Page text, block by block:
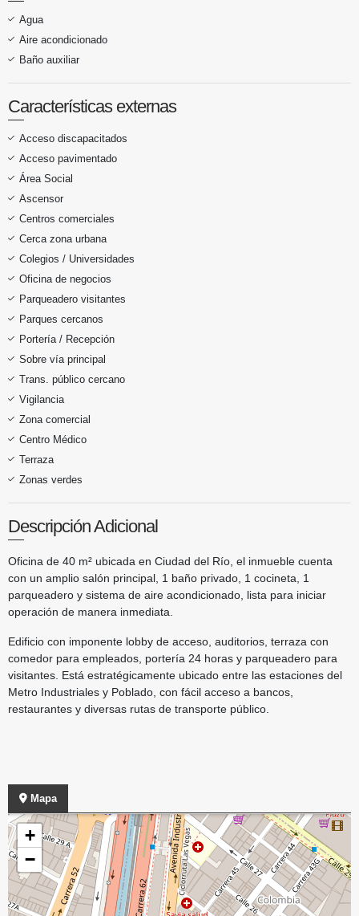
Agua
Aire acondicionado
Baño auxiliar
Características externas
Acceso discapacitados
Acceso pavimentado
Área Social
Ascensor
Centros comerciales
Cerca zona urbana
Colegios / Universidades
Oficina de negocios
Parqueadero visitantes
Parques cercanos
Portería / Recepción
Sobre vía principal
Trans. público cercano
Vigilancia
Zona comercial
Centro Médico
Terraza
Zonas verdes
Descripción Adicional
Oficina de 40 m² ubicada en Ciudad del Río, el inmueble cuenta
con un amplio salón principal, 1 baño privado, 1 cocineta, 1
parqueadero y sistema de aire acondicionado, lista para iniciar
operación de manera inmediata.
Edificio con imponente lobby de acceso, auditorios, terraza con
comedor para empleados, portería 24 horas y parqueadero para
visitantes. Está estratégicamente ubicado entre las estaciones del
Metro Industriales y Poblado, con fácil acceso a bancos,
restaurantes y diversas rutas de transporte público.
Mapa
+
−